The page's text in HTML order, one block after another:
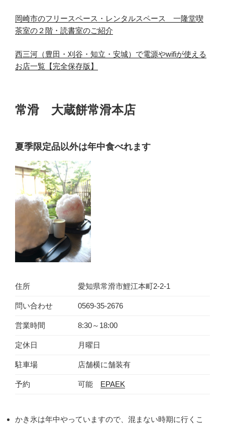
岡崎市のフリースペース・レンタルスペース 一隆堂喫
茶室の２階・読書室のご紹介
西三河（豊田・刈谷・知立・安城）で電源やwifiが使える
お店一覧【完全保存版】
常滑 大蔵餅常滑本店
夏季限定品以外は年中食べれます
住所 愛知県常滑市鯉江本町2-2-1
問い合わせ 0569-35-2676
営業時間 8:30～18:00
定休日 月曜日
駐車場 店舗横に舗装有
予約 可能 EPAEK
かき氷は年中やっていますので、混まない時期に行くこ